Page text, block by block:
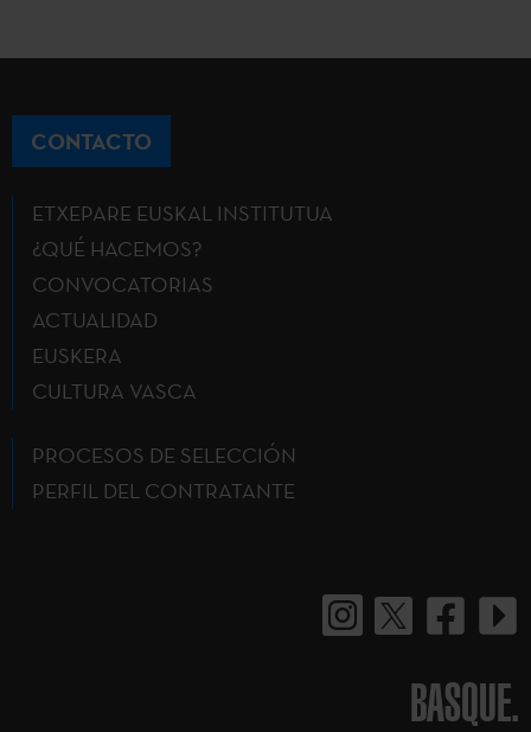
CONTACTO
ETXEPARE EUSKAL INSTITUTUA
¿QUÉ HACEMOS?
CONVOCATORIAS
ACTUALIDAD
EUSKERA
CULTURA VASCA
PROCESOS DE SELECCIÓN
PERFIL DEL CONTRATANTE
BASQUE.